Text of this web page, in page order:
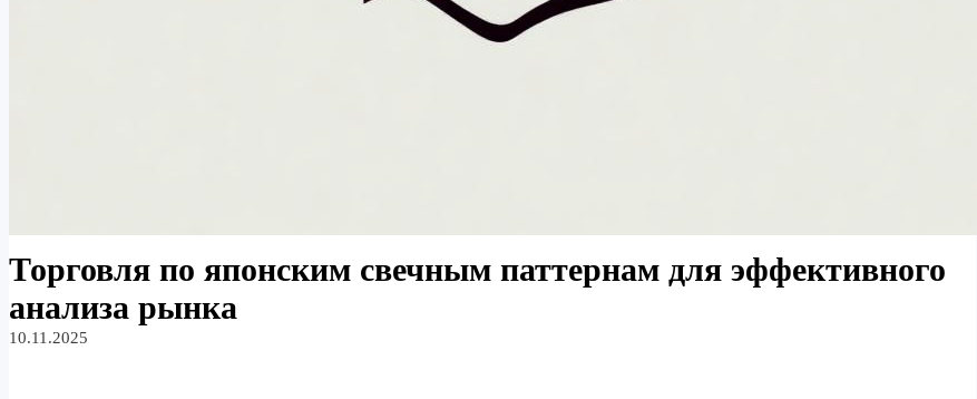
Торговля по японским свечным паттернам для эффективного
анализа рынка
10.11.2025